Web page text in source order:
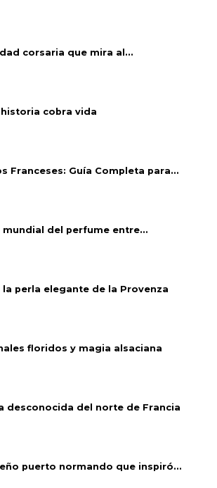
corsaria que mira al...
cobra vida
Franceses: Guía Completa para...
mundial del perfume entre...
perla elegante de la Provenza
floridos y magia alsaciana
desconocida del norte de Francia
puerto normando que inspiró...